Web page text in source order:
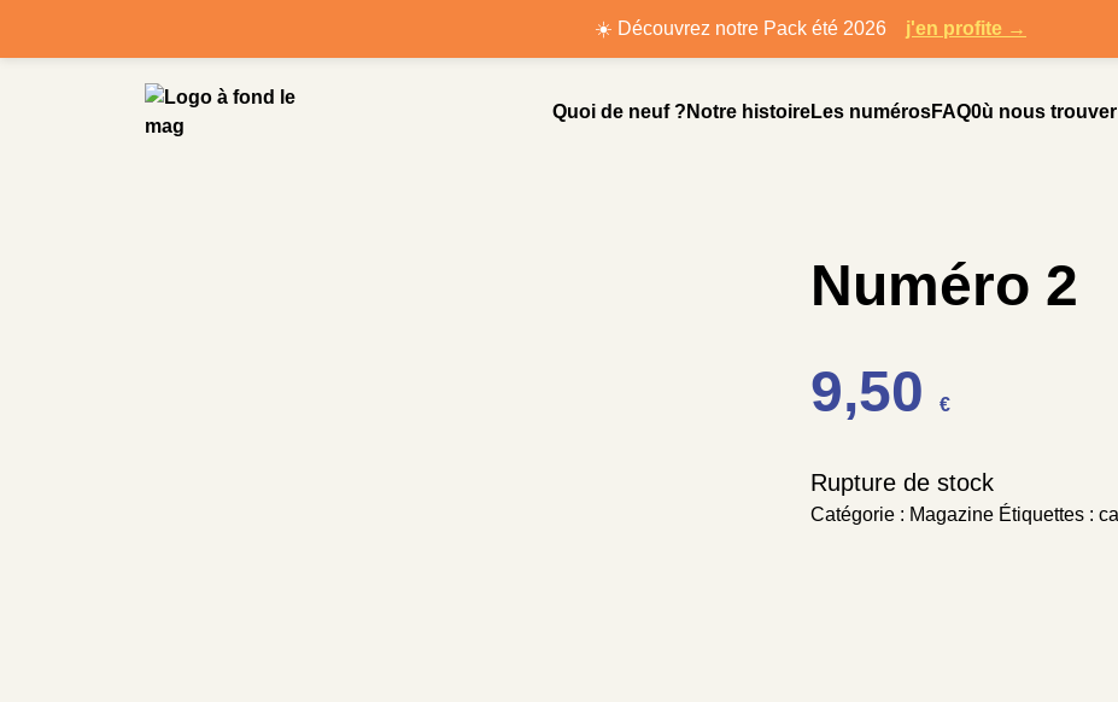
☀️ Découvrez notre Pack été 2026 j'en profite →
Quoi de neuf ? Notre histoireLes numérosFAQ0ù nous
Numéro 2
9,50
€
Rupture de stock
Catégorie : Magazine Étiquettes :